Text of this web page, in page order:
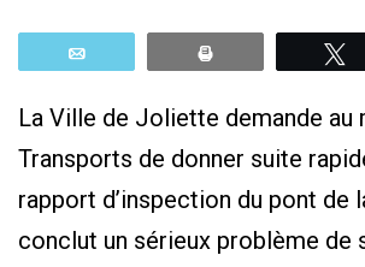
La Ville de Joliette demande au
Transports de donner suite
rapport d’inspection du pont de
conclut un sérieux problème de